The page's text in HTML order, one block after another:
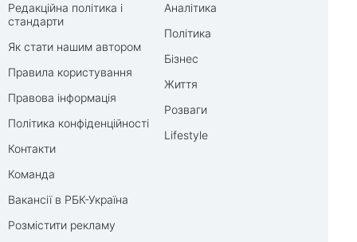
Редакційна політика і
стандарти
Як стати нашим автором
Правила користування
Правова інформація
Політика конфіденційності
Контакти
Команда
Вакансії в РБК-Україна
Розмістити рекламу
Аналітика
Політика
Бізнес
Життя
Розваги
Lifestyle